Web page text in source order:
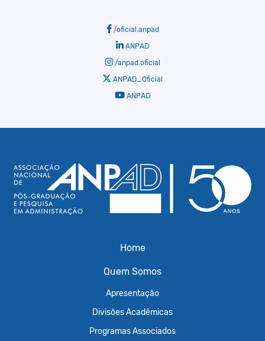
/oficial.anpad
ANPAD
/anpad.oficial
ANPAD_Oficial
ANPAD
Home
Quem Somos
Apresentação
Divisões Acadêmicas
Programas Associados